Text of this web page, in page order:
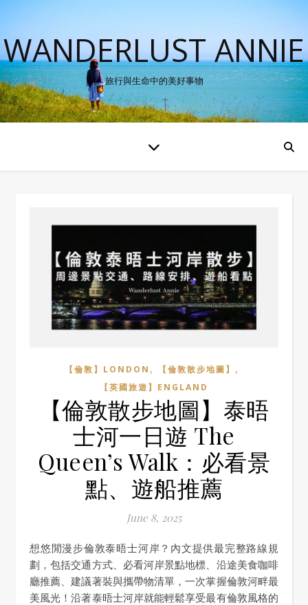
WANDERLUST ANNIE
旅行與生命中的美好事物
【倫敦】LONDON , 【倫敦散步地圖】 ,
【英國旅遊】ENGLAND
【倫敦散步地圖】泰晤
士河一日遊 The
Queen’s Walk：必看景
點、遊船推薦
June 8, 2025
想悠閒漫步倫敦泰晤士河岸？內文提供最完整路線規
劃，包括交通方式、必看河岸景點地標、沿途美食咖啡
廳推薦、建議著裝與攜帶物清單，一次掌握倫敦河畔最
美風光！沿著泰晤士河岸就能輕鬆享受最有倫敦風格的